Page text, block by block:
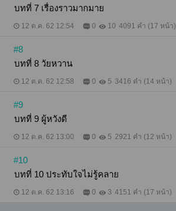
บทที่ 7 เรื่องราวมากมาย
12 ต.ค. 62 12:54 0 10 4091 คำ (17 หน้า)
#8
บทที่ 8 วัยหวาน
12 ต.ค. 62 12:58 0 5 3416 คำ (14 หน้า)
#9
บทที่ 9 ผู้หวังดี
12 ต.ค. 62 13:00 0 5 2921 คำ (12 หน้า)
#10
บทที่ 10 ประทับใจไม่รู้คลาย
12 ต.ค. 62 13:16 0 3 4151 คำ (17 หน้า)